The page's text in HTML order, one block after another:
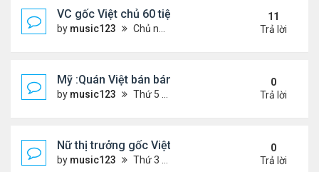
VC gốc Việt chủ 60 tiệm nail trốn thuế $32 triệu
by music123 Chủ nhật Tháng 6 07, 2026 9:21 am
11
Trả lời
Mỹ :Quán Việt bán bánh mì chảo, cà phê mắm
by music123 Thứ 5 Tháng 6 11, 2026 7:57 pm
0
Trả lời
Nữ thị trưởng gốc Việt đầu tiên ở Mỹ tái đắc cử
by music123 Thứ 3 Tháng 6 09, 2026 6:23 pm
0
Trả lời